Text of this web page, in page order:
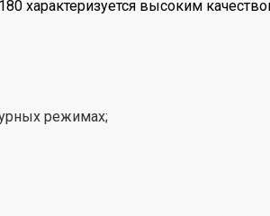
характеризуется высоким
режимах;